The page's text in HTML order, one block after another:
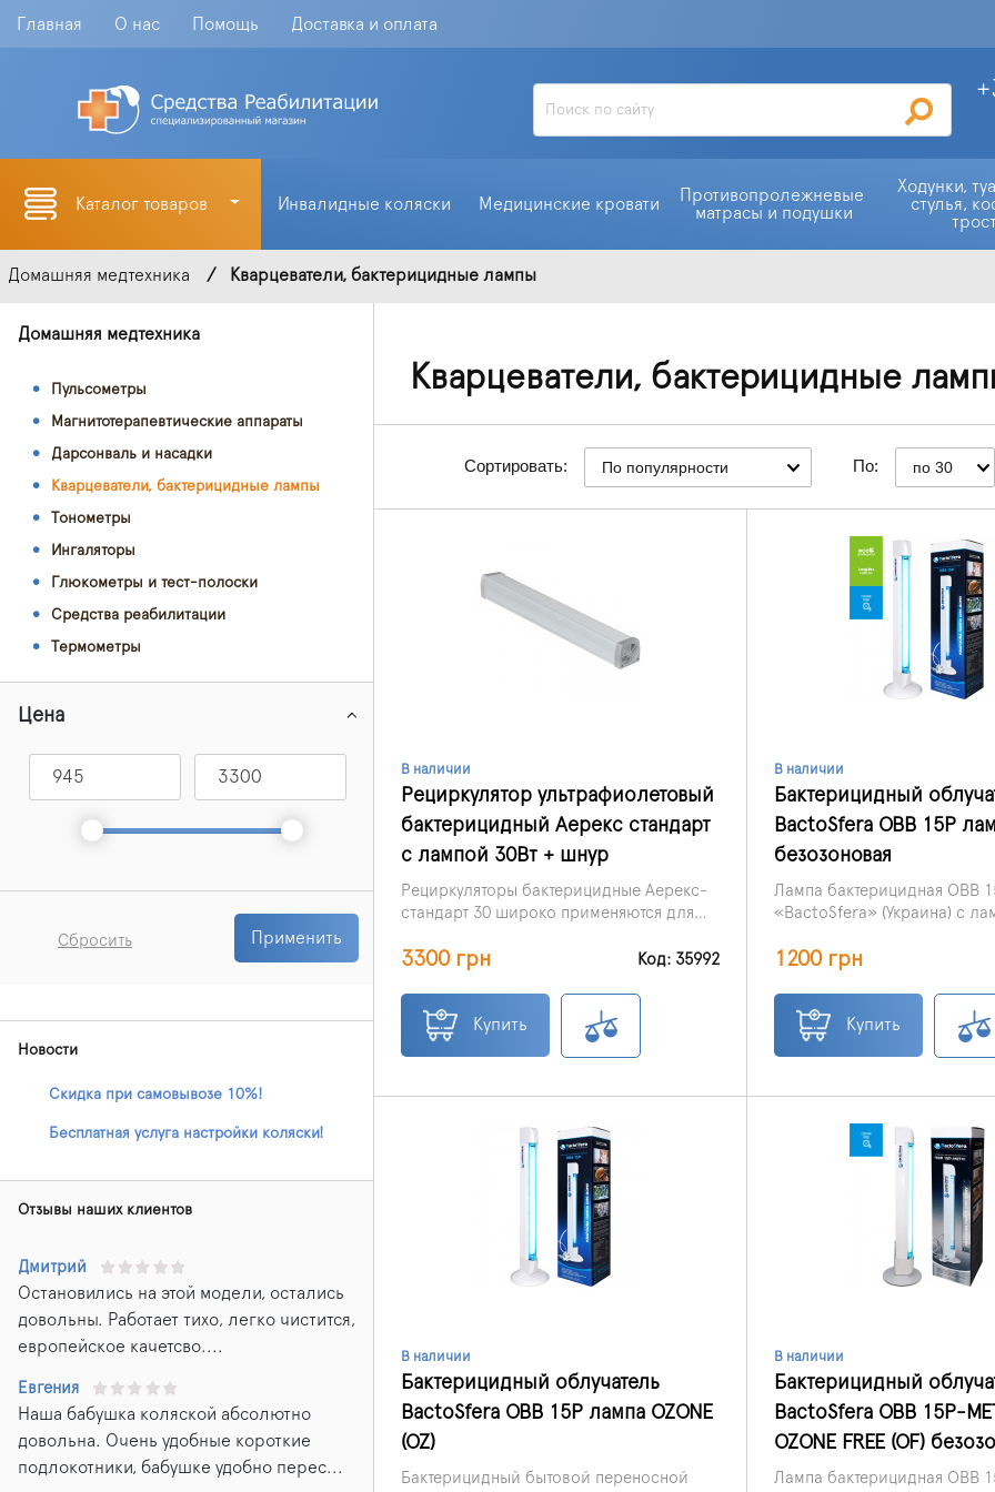
Главная О нас Помощь Доставка и оплата
Каталог товаров Инвалидные коляски Медицинские кровати
Противопролежневые
матрасы и подушки
Ходунки,
стулья,
Домашняя медтехника Кварцеватели, бактерицидные лампы
Домашняя медтехника
Пульсометры
Магнитотерапевтические аппараты
Дарсонваль и насадки
Кварцеватели, бактерицидные лампы
Тонометры
Ингаляторы
Глюкометры и тест-полоски
Средства реабилитации
Термометры
Цена
Сбросить Применить
Новости
Скидка при самовывозе 10%!
Бесплатная услуга настройки коляски!
Отзывы наших клиентов
Дмитрий
Остановились на этой модели, остались
довольны. Работает тихо, легко чистится,
европейское качетсво....
Евгения
Наша бабушка коляской абсолютно
довольна. Очень удобные короткие
подлокотники, бабушке удобно перес...
Кварцеватели, бактерицидные
Сортировать: По популярности По: по 30
В наличии
Рециркулятор ультрафиолетовый
бактерицидный Аерекс стандарт
с лампой 30Вт + шнур
Рециркуляторы бактерицидные Аерекс-
стандарт 30 широко применяются для
медицинских, офисных, жилых и
производствах, парикмахерских,
спортивных, детских и учебных
заведениях.
3300 грн Код: 35992
Купить
В наличии
Бактерицидный
BactoSfera OBB 15P
безозоновая
Лампа бактерицидная OBB
«BactoSfera» (Украина) с
для проведения
поверхностей с целью
вирусов и бактерий.
ECO: небьющаяся
бактерицидная лампа, 16000
Можно не проветривать
1200 грн
Купить
В наличии
Бактерицидный облучатель
BactoSfera OBB 15P лампа OZONE
(OZ)
Бактерицидный бытовой переносной
В наличии
Бактерицидный
BactoSfera OBB 15P-
OZONE FREE (OF)
Лампа бактерицидная OBB